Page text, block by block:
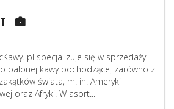
pl specjalizuje się w sprzedaży
palonej kawy pochodzącej zarówno z
świata, m. in. Ameryki
oraz Afryki. W asort...